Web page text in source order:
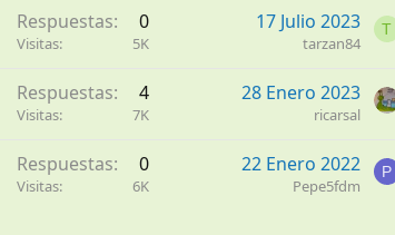
Respuestas 0
Visitas 5K
17 Julio 2023
tarzan84
T
Respuestas 4
Visitas 7K
28 Enero 2023
ricarsal
Respuestas 0
Visitas 6K
22 Enero 2022
Pepe5fdm
P